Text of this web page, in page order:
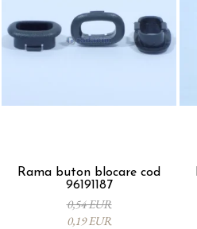
Rama buton blocare cod
96191187
0,54 EUR
0,19 EUR